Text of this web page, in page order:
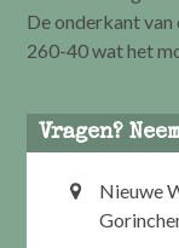
De onderkant van
260-40 wat het
Vragen?
Nieuwe